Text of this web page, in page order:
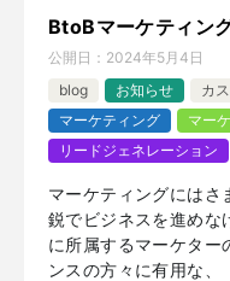
BtoBマーケティン
公開日： 2024年5月4日
blog
お知らせ カ
マーケティング
マー
リードジェネレーション
マーケティングにはさ
鋭でビジネスを進めな
に所属するマーケター
ンスの方々に有用な、